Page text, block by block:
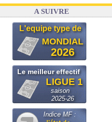
: McCourt a versé 120 M€ en 2026
: 4 retours dans le groupe face à Man Utd ...
: Kevin Carlos va partir en Italie
: prison avec sursis requis contre un arbitre
: c'est signé pour Luca Zidane (off.)
: Ruggeri en route pour Aston Villa
Voir les brèves précédentes
: Owori battu à mort à Kampala
A SUIVRE
L'equipe type de
MONDIAL
2026
Le meilleur effectif
LIGUE 1
saison
2025-26
Indice MF :